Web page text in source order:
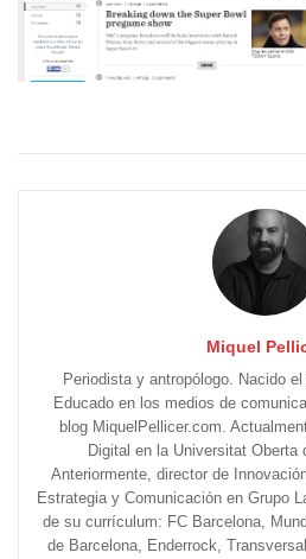
Miquel
Periodista y antropólogo. Nacido
Educado en los medios de
blog MiquelPellicer.com.
Digital en la Universitat Oberta
Anteriormente, director de
Estrategia y Comunicación en Grupo
de su currículum: FC Barcelona,
de Barcelona, Enderrock,